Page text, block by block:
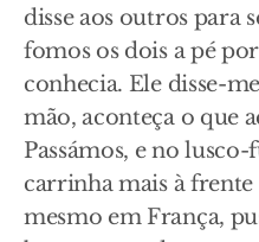
disse aos outros para
fomos os dois a pé
conhecia. Ele disse-
mão, aconteça o que
Passámos, e no
carrinha mais à frente
mesmo em França,